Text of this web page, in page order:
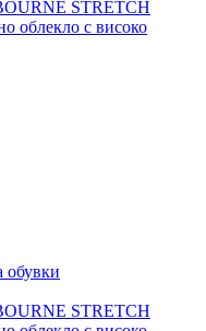
обувки